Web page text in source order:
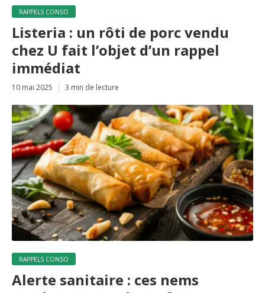
RAPPELS CONSO
Listeria : un rôti de porc vendu
chez U fait l’objet d’un rappel
immédiat
10 mai 2025 3 min de lecture
RAPPELS CONSO
Alerte sanitaire : ces nems